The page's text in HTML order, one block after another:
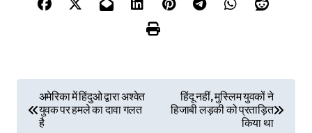
अमेरिका में हिंदुओ द्वारा अश्वेत
युवक पर हमले का दावा गलत
है
हिंदू नहीं, मुस्लिम युवकों ने
हिजाबी लड़की को प्रताड़ित
किया था